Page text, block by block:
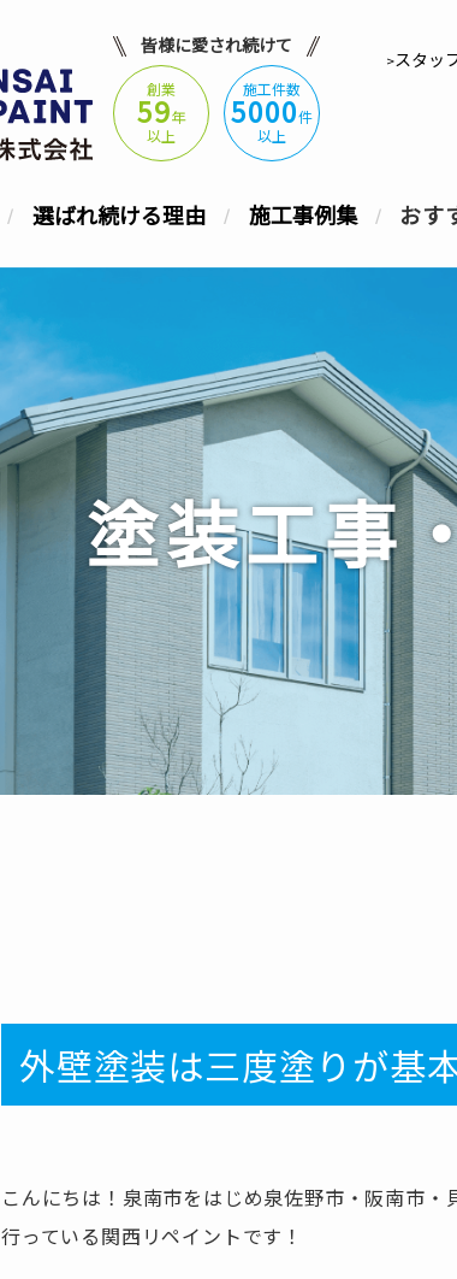
皆様に愛され続けて
創業
59年
以上
施工件数
5000件
以上
スタッ
選ばれ続ける理由 施工事例集 おす
塗装工事
外壁塗装は三度塗りが基
こんにちは！泉南市をはじめ泉佐野市・阪南市
行っている関西リペイントです！